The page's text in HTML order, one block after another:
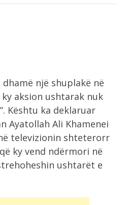
një shuplakë në
aksion ushtarak nuk
Kështu ka deklaruar
Ayatollah Ali Khamenei
televizionin shteterorr
ky vend ndërmori në
ushtarët e